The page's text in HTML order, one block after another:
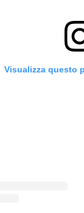
Visualizza questo